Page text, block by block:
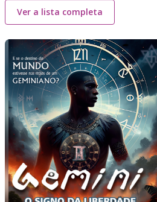
Ver a lista completa